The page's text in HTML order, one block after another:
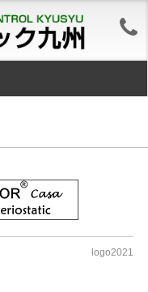
logo2021